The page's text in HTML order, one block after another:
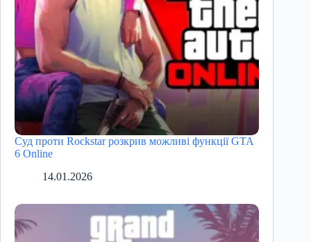
Суд проти Rockstar розкрив можливі функції GTA
6 Online
14.01.2026